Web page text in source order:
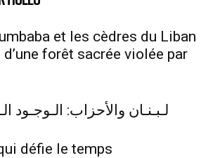
et les cèdres du Liban
forêt sacrée violée par
لـبـنـان والأحزاب: الـوجـود
défie le temps